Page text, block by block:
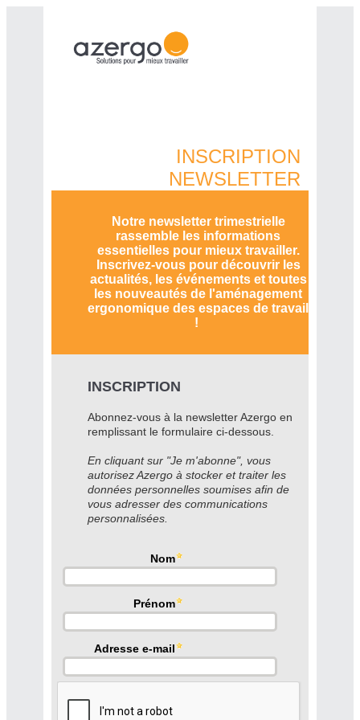
INSCRIPTION
NEWSLETTER
Notre newsletter trimestrielle
rassemble les informations
essentielles pour mieux travailler.
Inscrivez-vous pour découvrir les
actualités, les événements et toutes
les nouveautés de l'aménagement
ergonomique des espaces de travail
!
INSCRIPTION
Abonnez-vous à la newsletter Azergo en
remplissant le formulaire ci-dessous.
En cliquant sur "Je m'abonne", vous
autorisez Azergo à stocker et traiter les
données personnelles soumises afin de
vous adresser des communications
personnalisées.
Nom
Prénom
Adresse e-mail